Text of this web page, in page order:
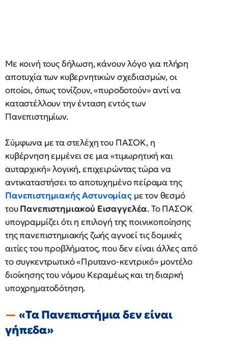
Με κοινή τους δήλωση, κάνουν λόγο για πλήρη
αποτυχία των κυβερνητικών σχεδιασμών, οι
οποίοι, όπως τονίζουν, «πυροδοτούν» αντί να
καταστέλλουν την ένταση εντός των
Πανεπιστημίων.
Σύμφωνα με τα στελέχη του ΠΑΣΟΚ, η
κυβέρνηση εμμένει σε μια «τιμωρητική και
αυταρχική» λογική, επιχειρώντας τώρα να
αντικαταστήσει το αποτυχημένο πείραμα της
Πανεπιστημιακής Αστυνομίαςμε τον θεσμό
τουΠανεπιστημιακού Εισαγγελέα. Το ΠΑΣΟΚ
υπογραμμίζει ότι η επιλογή της ποινικοποίησης
της πανεπιστημιακής ζωής αγνοεί τις δομικές
αιτίες του προβλήματος, που δεν είναι άλλες από
το συγκεντρωτικό «Πρυτανο-κεντρικό» μοντέλο
διοίκησης του νόμου Κεραμέως και τη διαρκή
υποχρηματοδότηση.
«Τα Πανεπιστήμια δεν είναι
γήπεδα»